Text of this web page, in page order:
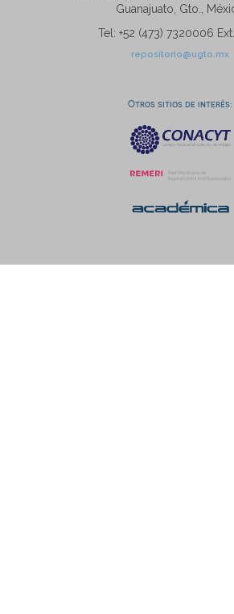
Guanajuato, Gto.,
Tel: +52 (473) 7320006
repositorio@ugto.mx
Otros sitios de interés: